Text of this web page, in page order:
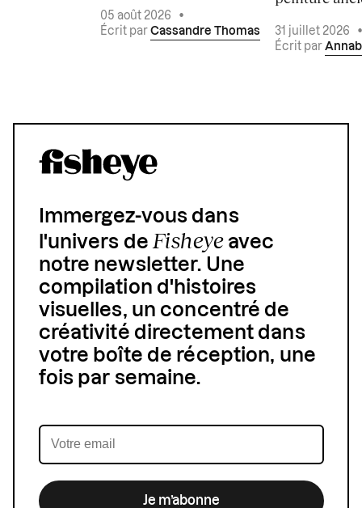
05 août 2026
•
Écrit par Cassandre Thomas 31 juillet 2026
Écrit par
Immergez-vous dans
l'univers de Fisheyeavec
notre newsletter. Une
compilation d'histoires
visuelles, un concentré de
créativité directement dans
votre boîte de réception, une
fois par semaine.
Je m’abonne